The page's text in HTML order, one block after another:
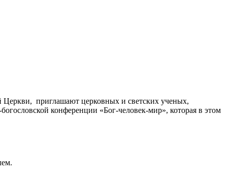
Церкви, приглашают церковных и светских ученых,
конференции «Бог-человек-мир», которая в этом